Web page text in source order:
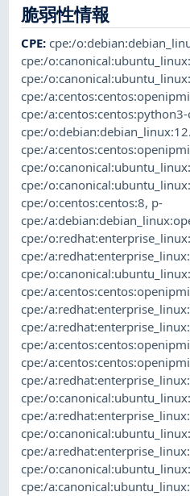
脆弱性情報
CPE:cpe:/
cpe:/
cpe:/
cpe:/
cpe:/
cpe:/
cpe:/a:centos:centos:openipmi
cpe:/
cpe:/
cpe:/o:centos:centos:8, p-
cpe:/
cpe:/
cpe:/
cpe:/
cpe:/
cpe:/
cpe:/
cpe:/
cpe:/
cpe:/
cpe:/
cpe:/
cpe:/
cpe:/
cpe:/
cpe:/